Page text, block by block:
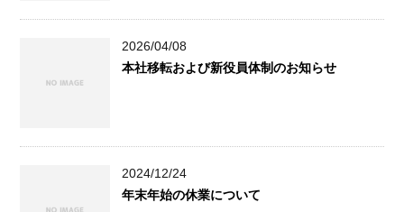
2026/04/08
本社移転および新役員体制のお知らせ
2024/12/24
年末年始の休業について